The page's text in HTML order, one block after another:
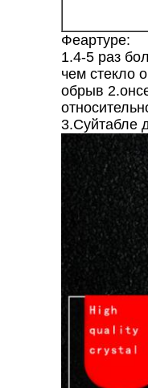
Феартуре:
1.4-5 раз
чем стекло
обрыв
3.Суйтабле